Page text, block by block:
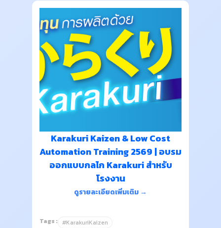
Karakuri Kaizen & Low Cost
Automation Training 2569 | อบรม
ออกแบบกลไก Karakuri สำหรับ
โรงงาน
ดูรายละเอียดเพิ่มเติม →
Tags : #KarakuriKaizen